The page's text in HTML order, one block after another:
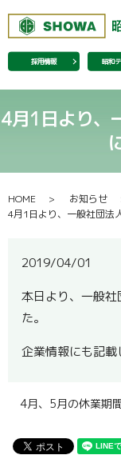
4月1日より、
HOME
お知らせ
4月1日より、一般社団法
2019/04/01
本日より、一般
た。
企業情報にも記
4月、5月の休業期